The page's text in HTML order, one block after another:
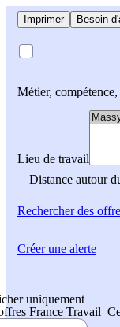
Imprimer Besoin
Métier,
Lieu de travail
Distance autour
Rechercherdes
uniquement
France Travail
Créer une alerte